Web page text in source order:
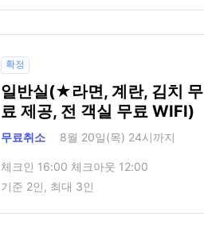
확정
일반실(★라면, 계란, 김치 무
료 제공, 전 객실 무료 WIFI)
무료취소 8월 20일(목) 24시까지
체크인 16:00 체크아웃 12:00
기준 2인, 최대 3인